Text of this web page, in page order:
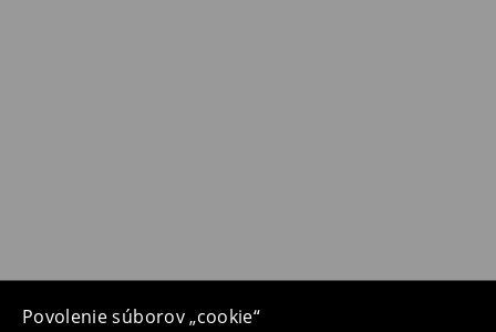
Povolenie súborov „cookie“